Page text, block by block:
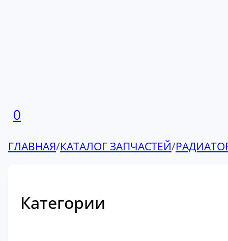
0
ГЛАВНАЯ/КАТАЛОГ ЗАПЧАСТЕЙ/
Категории